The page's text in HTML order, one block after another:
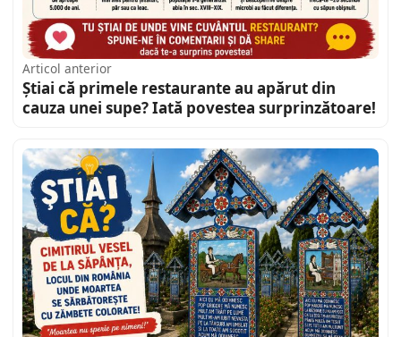
Articol anterior
Știai că primele restaurante au apărut din
cauza unei supe? Iată povestea surprinzătoare!